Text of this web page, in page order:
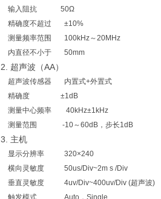
输入阻抗 50Ω
精确度不超过 ±10%
测量频率范围 100kHz～20MHz
内直径不小于 50mm
2. 超声波（AA）
超声波传感器 内置式+外置式
精确度 ±1dB
测量中心频率 40kHz±1kHz
测量范围 -10～60dB，步长1dB
3. 主机
显示分辨率 320×240
横向灵敏度 50us/Div~2m s /Div
垂直灵敏度 4uv/Div~400uv/Div (超声波)
触发模式 Auto，Single